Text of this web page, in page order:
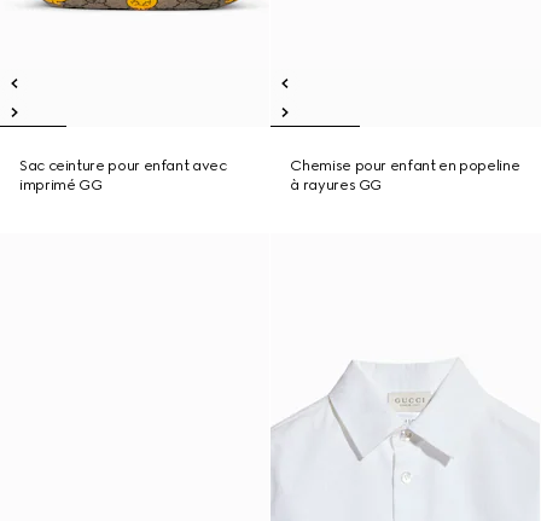
Sac ceinture pour enfant avec
imprimé GG
Chemise pour enfant en popeline
à rayures GG